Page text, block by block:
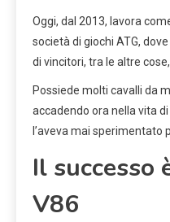
Oggi, dal 2013, lavora
società di giochi ATG,
di vincitori, tra le altre cose,
Possiede molti cavalli da
accadendo ora nella vita
l’aveva mai sperimentato
Il successo
V86